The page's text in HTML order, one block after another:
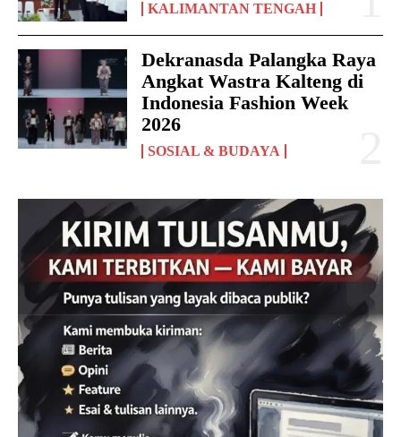
KALIMANTAN TENGAH
Dekranasda Palangka Raya
Angkat Wastra Kalteng di
Indonesia Fashion Week
2026
SOSIAL & BUDAYA